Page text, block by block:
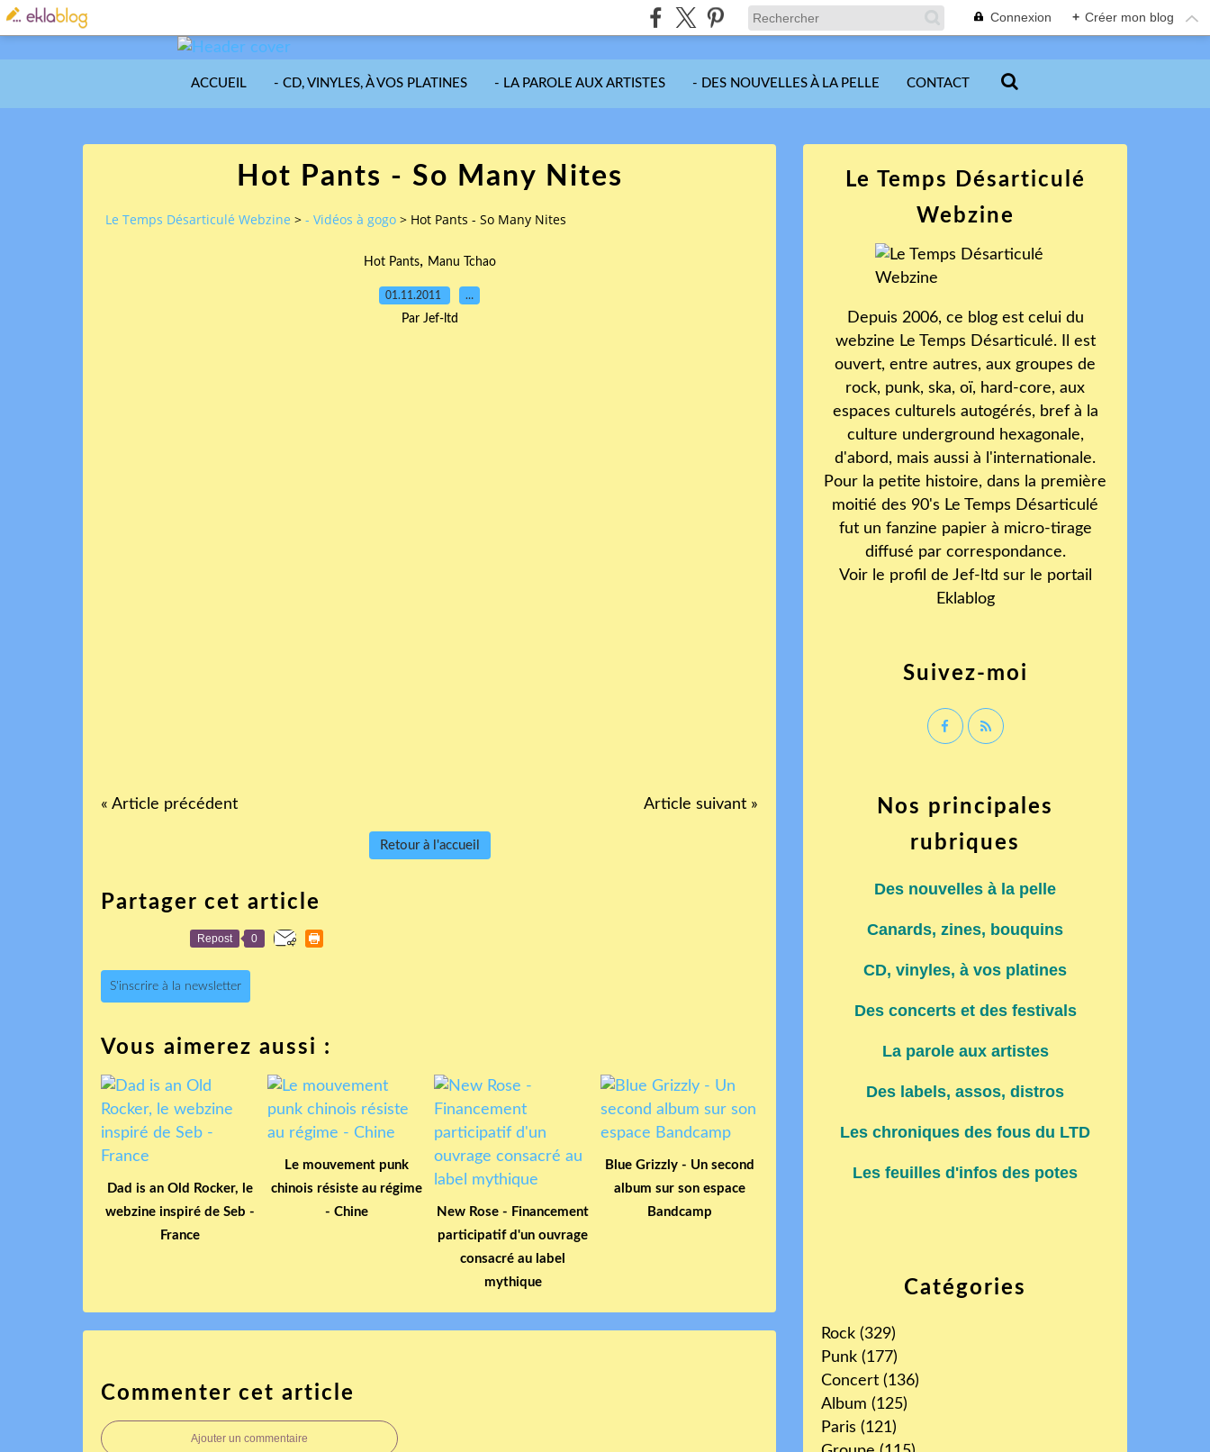
Connexion + Créer mon blog
ACCUEIL - CD, VINYLES, À VOS PLATINES - LA PAROLE AUX ARTISTES - DES NOUVELLES À LA PELLE CONTACT
Hot Pants - So Many Nites
Le Temps Désarticulé Webzine > - Vidéos à gogo > Hot Pants - So Many Nites
Hot Pants, Manu Tchao
01.11.2011 …
Par Jef-ltd
« Article précédent Article suivant »
Retour à l'accueil
Partager cet article
Repost 0
S'inscrire à la newsletter
Vous aimerez aussi :
Dad is an Old Rocker, le
webzine inspiré de Seb -
France
Le mouvement punk
chinois résiste au régime
- Chine
New Rose - Financement
participatif d'un ouvrage
consacré au label
mythique
Blue Grizzly - Un second
album sur son espace
Bandcamp
Commenter cet article
Ajouter un commentaire
Catégories
Rock (329)
Punk (177)
Concert (136)
Album (125)
Paris (121)
Le Temps Désarticulé
Webzine
Depuis 2006, ce blog est celui du
webzine Le Temps Désarticulé. Il est
ouvert, entre autres, aux groupes de
rock, punk, ska, oï, hard-core, aux
espaces culturels autogérés, bref à la
culture underground hexagonale,
d'abord, mais aussi à l'internationale.
Pour la petite histoire, dans la première
moitié des 90's Le Temps Désarticulé
fut un fanzine papier à micro-tirage
diffusé par correspondance.
Voir le profil de Jef-ltd sur le portail
Eklablog
Suivez-moi
Nos principales
rubriques
Des nouvelles à la pelle
Canards, zines, bouquins
CD, vinyles, à vos platines
Des concerts et des festivals
La parole aux artistes
Des labels, assos, distros
Les chroniques des fous du LTD
Les feuilles d'infos des potes